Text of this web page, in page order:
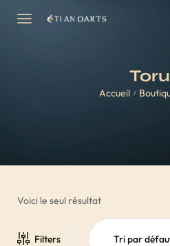
Accueil /
Voici le seul résultat
Filters